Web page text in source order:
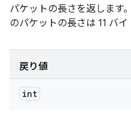
パケットの長さを返します
のパケットの長さは 11 バイ
戻り値
int